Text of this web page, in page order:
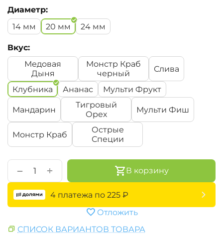
Диаметр:
14 мм
20 мм 24 мм
Вкус:
Медовая
Дыня
Монстр Краб
черный
Слива
Клубника Ананас Мульти Фрукт
Мандарин
Тигровый
Орех
Мульти Фиш
Монстр Краб
Острые
Специи
+
− В корзину
4 платежа по 225 ₽
Отложить
СПИСОК ВАРИАНТОВ ТОВАРА